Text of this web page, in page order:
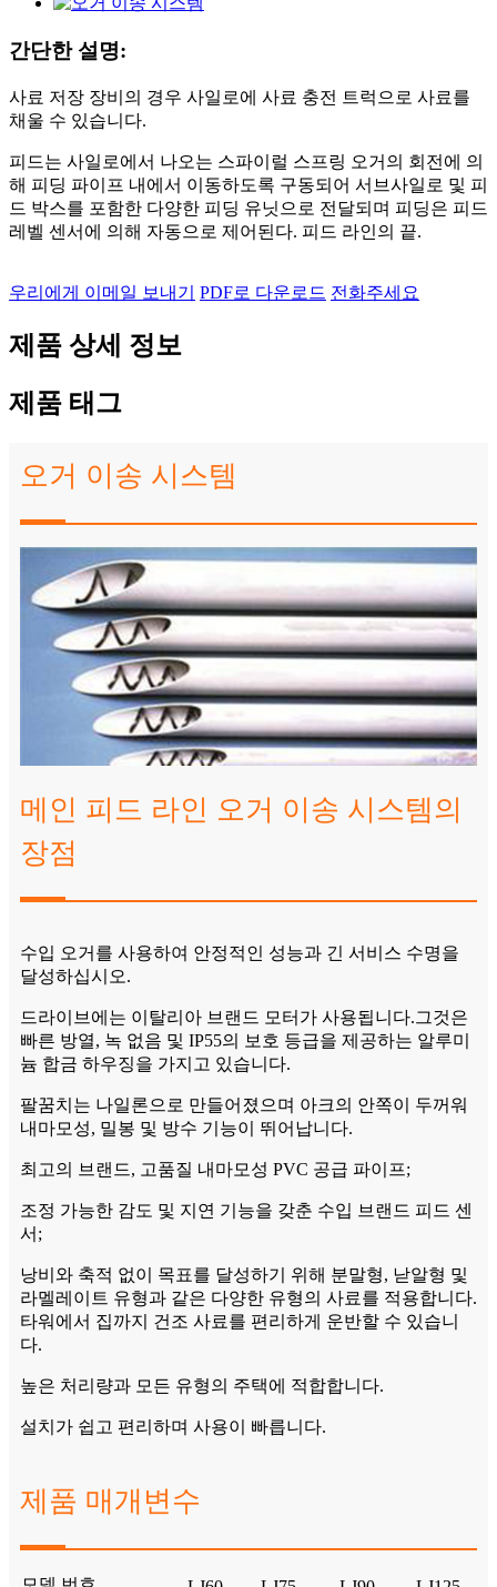
간단한 설명:
사료 저장 장비의 경우 사일로에 사료 충전 트럭으로 사료를
채울 수 있습니다.
피드는 사일로에서 나오는 스파이럴 스프링 오거의 회전에 의
해 피딩 파이프 내에서 이동하도록 구동되어 서브사일로 및 피
드 박스를 포함한 다양한 피딩 유닛으로 전달되며 피딩은 피드
레벨 센서에 의해 자동으로 제어된다. 피드 라인의 끝.
우리에게 이메일 보내기 PDF로 다운로드 전화주세요
제품 상세 정보
제품 태그
오거 이송 시스템
메인 피드 라인 오거 이송 시스템의
장점
수입 오거를 사용하여 안정적인 성능과 긴 서비스 수명을
달성하십시오.
드라이브에는 이탈리아 브랜드 모터가 사용됩니다.그것은
빠른 방열, 녹 없음 및 IP55의 보호 등급을 제공하는 알루미
늄 합금 하우징을 가지고 있습니다.
팔꿈치는 나일론으로 만들어졌으며 아크의 안쪽이 두꺼워
내마모성, 밀봉 및 방수 기능이 뛰어납니다.
최고의 브랜드, 고품질 내마모성 PVC 공급 파이프;
조정 가능한 감도 및 지연 기능을 갖춘 수입 브랜드 피드 센
서;
낭비와 축적 없이 목표를 달성하기 위해 분말형, 낟알형 및
라멜레이트 유형과 같은 다양한 유형의 사료를 적용합니다.
타워에서 집까지 건조 사료를 편리하게 운반할 수 있습니
다.
높은 처리량과 모든 유형의 주택에 적합합니다.
설치가 쉽고 편리하며 사용이 빠릅니다.
제품 매개변수